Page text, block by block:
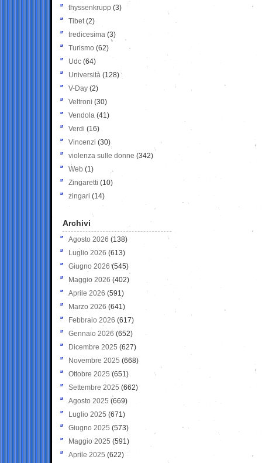
thyssenkrupp (3)
Tibet(2)
tredicesima (3)
Turismo (62)
Udc (64)
Università (128)
V-Day (2)
Veltroni (30)
Vendola (41)
Verdi (16)
Vincenzi (30)
violenza sulle donne (342)
Web (1)
Zingaretti (10)
zingari (14)
Archivi
Agosto 2026 (138)
Luglio 2026 (613)
Giugno 2026 (545)
Maggio 2026 (402)
Aprile 2026 (591)
Marzo 2026 (641)
Febbraio 2026 (617)
Gennaio 2026 (652)
Dicembre 2025 (627)
Novembre 2025 (668)
Ottobre 2025 (651)
Settembre 2025 (662)
Agosto 2025 (669)
Luglio 2025 (671)
Giugno 2025 (573)
Maggio 2025 (591)
Aprile 2025 (622)